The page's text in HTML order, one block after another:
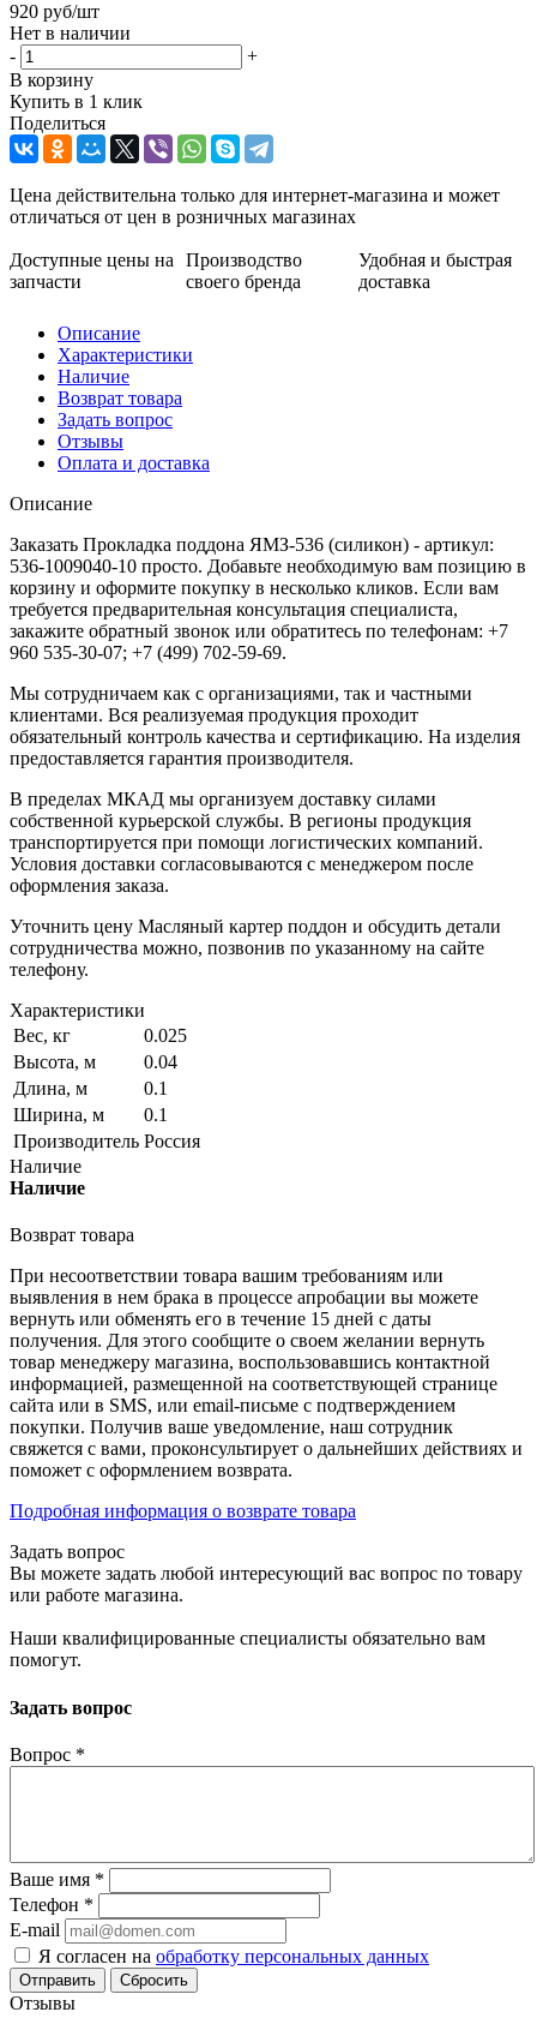
920 руб/шт
Нет в наличии
-
+
В корзину
Купить в 1 клик
Поделиться
Цена действительна только для интернет-магазина и может
отличаться от цен в розничных магазинах
Доступные цены на
запчасти
Производство
своего бренда
Удобная и быстрая
доставка
Описание
Характеристики
Наличие
Возврат товара
Задать вопрос
Отзывы
Оплата и доставка
Описание
Заказать Прокладка поддона ЯМЗ-536 (силикон) - артикул:
536-1009040-10 просто. Добавьте необходимую вам позицию в
корзину и оформите покупку в несколько кликов. Если вам
требуется предварительная консультация специалиста,
закажите обратный звонок или обратитесь по телефонам: +7
960 535-30-07; +7 (499) 702-59-69.
Мы сотрудничаем как с организациями, так и частными
клиентами. Вся реализуемая продукция проходит
обязательный контроль качества и сертификацию. На изделия
предоставляется гарантия производителя.
В пределах МКАД мы организуем доставку силами
собственной курьерской службы. В регионы продукция
транспортируется при помощи логистических компаний.
Условия доставки согласовываются с менеджером после
оформления заказа.
Уточнить цену Масляный картер поддон и обсудить детали
сотрудничества можно, позвонив по указанному на сайте
телефону.
Характеристики
Вес, кг
0.025
Высота, м
0.04
Длина, м
0.1
Ширина, м
0.1
Производитель Россия
Наличие
Наличие
Возврат товара
При несоответствии товара вашим требованиям или
выявления в нем брака в процессе апробации вы можете
вернуть или обменять его в течение 15 дней с даты
получения. Для этого сообщите о своем желании вернуть
товар менеджеру магазина, воспользовавшись контактной
информацией, размещенной на соответствующей странице
сайта или в SMS, или email-письме с подтверждением
покупки. Получив ваше уведомление, наш сотрудник
свяжется с вами, проконсультирует о дальнейших действиях и
поможет с оформлением возврата.
Подробная информация о возврате товара
Задать вопрос
Вы можете задать любой интересующий вас вопрос по товару
или работе магазина.
Наши квалифицированные специалисты обязательно вам
помогут.
Задать вопрос
Вопрос *
Ваше имя *
Телефон *
E-mail
Я согласен на обработку персональных данных
Сбросить
Отзывы